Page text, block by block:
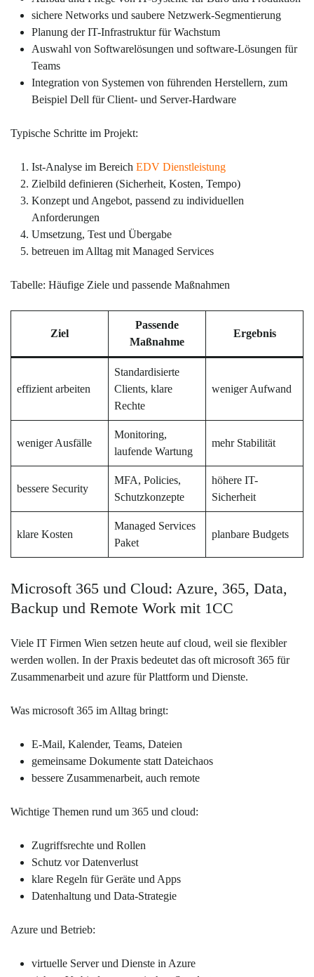
sichere Networks und saubere Netzwerk-Segmentierung
Planung der IT-Infrastruktur für Wachstum
Auswahl von Softwarelösungen und software-Lösungen für
Teams
Integration von Systemen von führenden Herstellern, zum
Beispiel Dell für Client- und Server-Hardware
Typische Schritte im Projekt:
Ist-Analyse im Bereich EDV Dienstleistung
Zielbild definieren (Sicherheit, Kosten, Tempo)
Konzept und Angebot, passend zu individuellen
Anforderungen
Umsetzung, Test und Übergabe
betreuen im Alltag mit Managed Services
Tabelle: Häufige Ziele und passende Maßnahmen
Ziel
Passende
Maßnahme
Ergebnis
effizient arbeiten
Standardisierte
Clients, klare
Rechte
weniger Aufwand
weniger Ausfälle
Monitoring,
laufende Wartung
mehr Stabilität
bessere Security
MFA, Policies,
Schutzkonzepte
höhere IT-
Sicherheit
klare Kosten
Managed Services
Paket
planbare Budgets
Microsoft 365 und Cloud: Azure, 365, Data,
Backup und Remote Work mit 1CC
Viele IT Firmen Wien setzen heute auf cloud, weil sie flexibler
werden wollen. In der Praxis bedeutet das oft microsoft 365 für
Zusammenarbeit und azure für Plattform und Dienste.
Was microsoft 365 im Alltag bringt:
E-Mail, Kalender, Teams, Dateien
gemeinsame Dokumente statt Dateichaos
bessere Zusammenarbeit, auch remote
Wichtige Themen rund um 365 und cloud:
Zugriffsrechte und Rollen
Schutz vor Datenverlust
klare Regeln für Geräte und Apps
Datenhaltung und Data-Strategie
Azure und Betrieb:
virtuelle Server und Dienste in Azure